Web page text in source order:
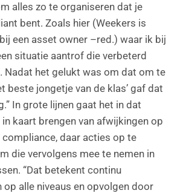
alles zo te organiseren dat je
bent. Zoals hier (Weekers is
een asset owner –red.) waar ik bij
situatie aantrof die verbeterd
Nadat het gelukt was om dat om te
beste jongetje van de klas’ gaf dat
In grote lijnen gaat het in dat
kaart brengen van afwijkingen op
compliance, daar acties op te
die vervolgens mee te nemen in
“Dat betekent continu
alle niveaus en opvolgen door